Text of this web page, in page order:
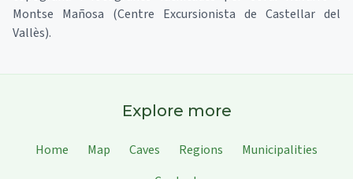
Montse Mañosa (Centre Excursionista de Castellar del
Vallès).
Explore more
Home Map Caves Regions
Municipalities